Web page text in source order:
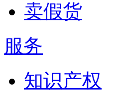
卖假货
服务
知识产权